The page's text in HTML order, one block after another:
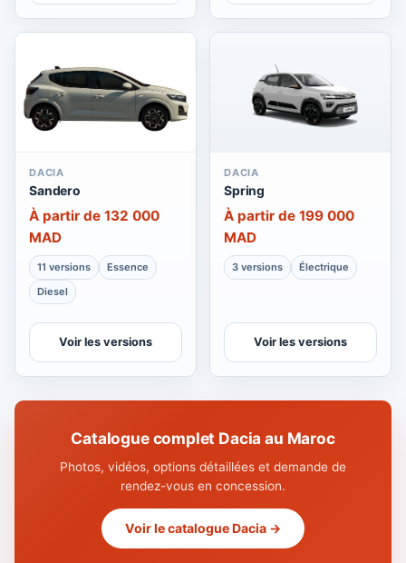
DACIA
Sandero
À partir de 132 000
MAD
11 versions
Essence
Diesel
Voir les versions
DACIA
Spring
À partir de 199 000
MAD
3 versions Électrique
Voir les versions
Catalogue complet Dacia au Maroc
Photos, vidéos, options détaillées et demande de
rendez-vous en concession.
Voir le catalogue Dacia →